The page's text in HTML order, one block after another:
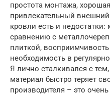
простота монтажа,
привлекательный
кровли есть и
сравнению с
плиткой,
необходимость в
Я лично сталкивался с
материал быстро теряет
производителя – это